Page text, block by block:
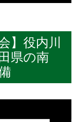
】役内川
県の南